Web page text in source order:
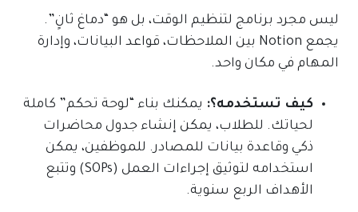
ليس مجرد برنامج لتنظيم الوقت، بل هو “دماغ ثانٍ”.
يجمع Notion بين الملاحظات، قواعد البيانات، وإدارة
المهام في مكان واحد.
كيف تستخدمه؟: يمكنك بناء “لوحة تحكم” كاملة
لحياتك. للطلاب، يمكن إنشاء جدول محاضرات
ذكي وقاعدة بيانات للمصادر. للموظفين، يمكن
استخدامه لتوثيق إجراءات العمل (SOPs) وتتبع
الأهداف الربع سنوية.